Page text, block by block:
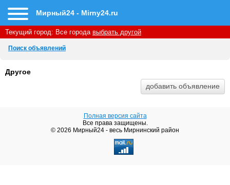
Мирный24 - Mirny24.ru
Текущий город: Все города выбрать другой
Поиск объявлений
Другое
Полная версия сайта
Все права защищены.
© 2026 Мирный24 - весь Мирнинский район